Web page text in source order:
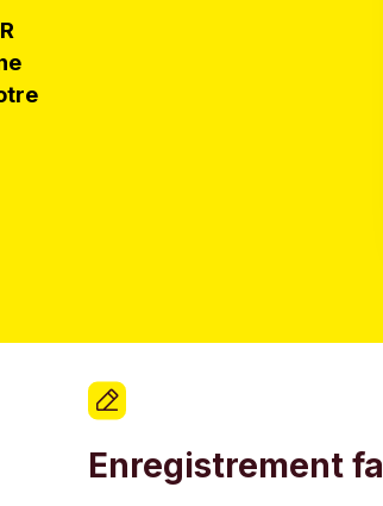
Enregistrement